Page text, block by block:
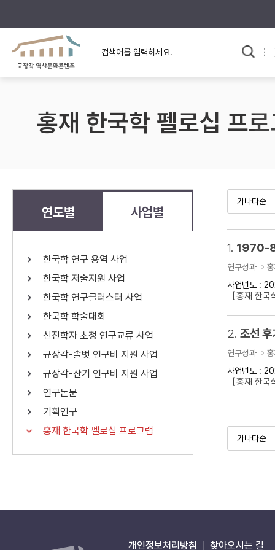
규장각의 어제와 오늘
규장각 소개영상
사료와 문학으로 본
고대
고려
조선 후기
근대
검색 연산자 사용안내
연산자
AND
OR 정조 OR 정약용 “정조” 또는 “
료를 검색
홍재 한국학 펠로십 프
연도별 사업별
한국학 연구 용역 사업
한국학 저술지원 사업
한국학 연구클러스터 사업
한국학 학술대회
신진학자 초청 연구교류 사업
규장각-솔벗 연구비 지원 사업
규장각-산기 연구비 지원 사업
연구논문
기획연구
홍재 한국학 펠로십 프로그램
1. 1970-
연구성과
사업년도 :
【홍재 한
2. 조선 후
연구성과
사업년도 :
【홍재
개인정보처리방침 찾아오시는 길